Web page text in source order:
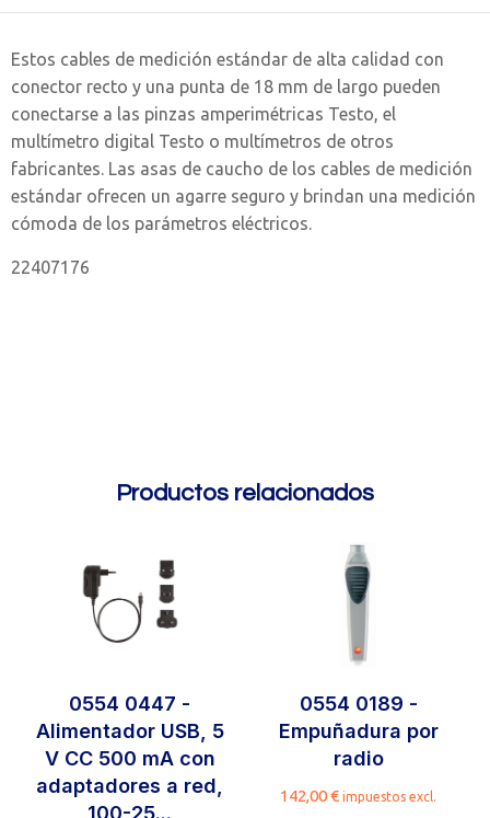
Estos cables de medición estándar de alta calidad con
conector recto y una punta de 18 mm de largo pueden
conectarse a las pinzas amperimétricas Testo, el
multímetro digital Testo o multímetros de otros
fabricantes. Las asas de caucho de los cables de medición
estándar ofrecen un agarre seguro y brindan una medición
cómoda de los parámetros eléctricos.
22407176
Productos relacionados
0554 0447 -
Alimentador USB, 5
V CC 500 mA con
adaptadores a red,
100-25...
0554 0189 -
Empuñadura por
radio
142,00€ impuestos excl.